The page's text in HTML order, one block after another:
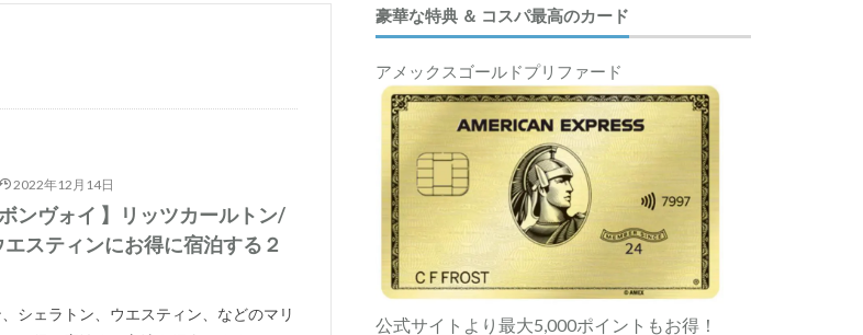
2022年12月14日
ンヴォイ 】リッツカールトン/
スティンにお得に宿泊する２
シェラトン、ウエスティン、などのマリ
豪華な特典 ＆ コスパ最高のカード
アメックスゴールドプリファード
公式サイトより最大5,000ポイントもお得！